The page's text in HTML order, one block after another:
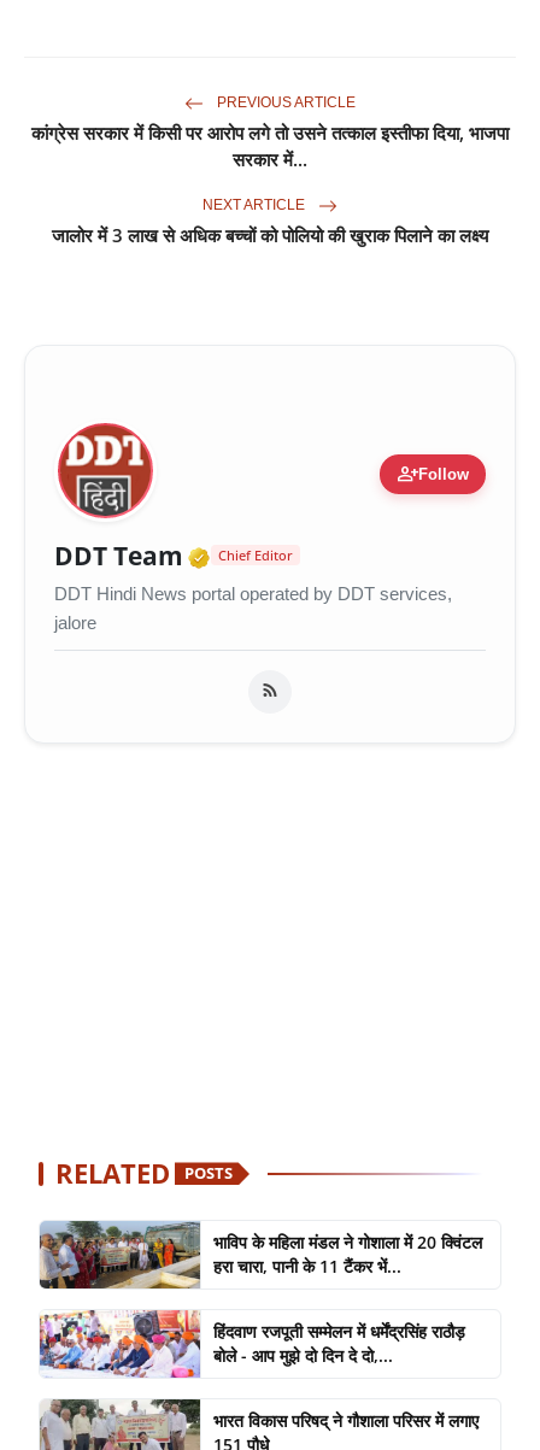
PREVIOUS ARTICLE
कांग्रेस सरकार में किसी पर आरोप लगे तो उसने तत्काल इस्तीफा दिया, भाजपा
सरकार में...
NEXT ARTICLE
जालोर में 3 लाख से अधिक बच्चों को पोलियो की खुराक पिलाने का लक्ष्य
person_addFollow
DDT Team Verified Media or
Chief Editor
DDT Hindi News portal operated by DDT services,
jalore
RELATED POSTS
भाविप के महिला मंडल ने गोशाला में 20 क्विंटल
हरा चारा, पानी के 11 टैंकर भें...
हिंदवाण रजपूती सम्मेलन में धर्मेंद्रसिंह राठौड़
बोले - आप मुझे दो दिन दे दो,...
भारत विकास परिषद् ने गौशाला परिसर में लगाए
151 पौधे